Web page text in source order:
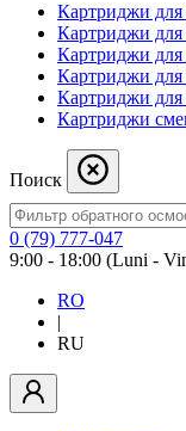
Картриджи
Картриджи
Картриджи
Картриджи для
Картриджи для
Картриджи
Поиск
0 (79) 777-047
9:00 - 18:00 (Luni -
RO
|
RU